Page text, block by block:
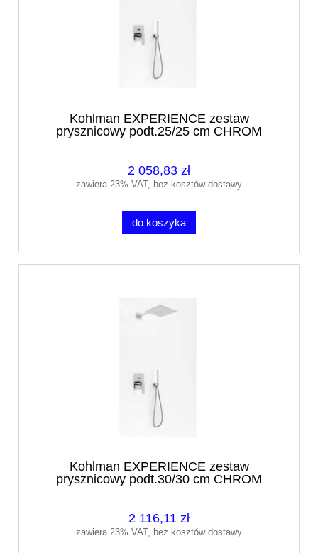
Kohlman EXPERIENCE zestaw
prysznicowy podt.25/25 cm CHROM
2 058,83 zł
zawiera 23% VAT, bez kosztów dostawy
do koszyka
Kohlman EXPERIENCE zestaw
prysznicowy podt.30/30 cm CHROM
2 116,11 zł
zawiera 23% VAT, bez kosztów dostawy